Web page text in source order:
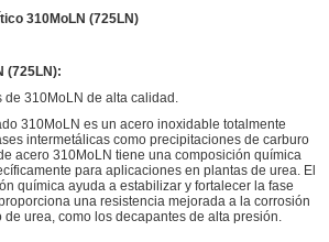
310MoLN (725LN)
(725LN):
de 310MoLN de alta calidad.
310MoLN es un acero inoxidable totalmente
intermetálicas como precipitaciones de carburo
acero 310MoLN tiene una composición química
para aplicaciones en plantas de urea. El
química ayuda a estabilizar y fortalecer la fase
una resistencia mejorada a la corrosión
urea, como los decapantes de alta presión.